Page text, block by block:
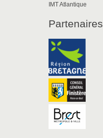
IMT Atlantique
Partenaires